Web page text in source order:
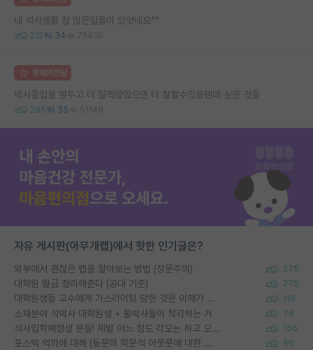
내 석사생활 참 많은일들이 있엇네요^^
212 34 76810
명예의전당
박사졸업을 앞두고 더 일찍알았으면 더 잘할수있을텐데 싶은 것들
295 35 51148
자유 게시판(아무개랩)에서 핫한 인기글은?
외부에서 괜찮은 랩을 알아보는 방법 (장문주의) 275
대학원 월급 정리해준다 (공대 기준) 275
대학원생들 교수에게 가스라이팅 당한 것은 이해가 갑니다. 안타깝네요. 119
소재분야 석박사 대학원생 + 물박사들이 착각하는 거 76
석사입학예정생 분들! 제발 어느 정도 각오는 하고 오세요. 156
포스텍 억까에 대해 (동문의 학문적 아웃풋에 대한 반박) 50